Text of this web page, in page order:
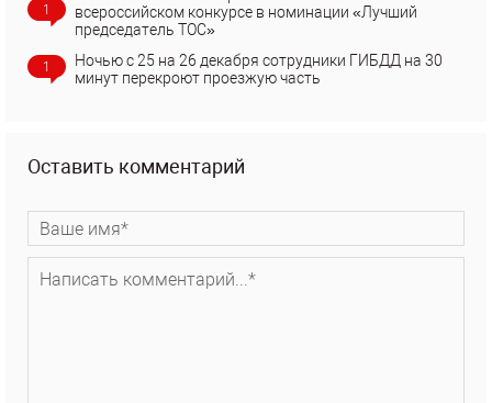
1
всероссийском конкурсе в номинации «Лучший
председатель ТОС»
1
Ночью с 25 на 26 декабря сотрудники ГИБДД на 30
минут перекроют проезжую часть
Оставить комментарий